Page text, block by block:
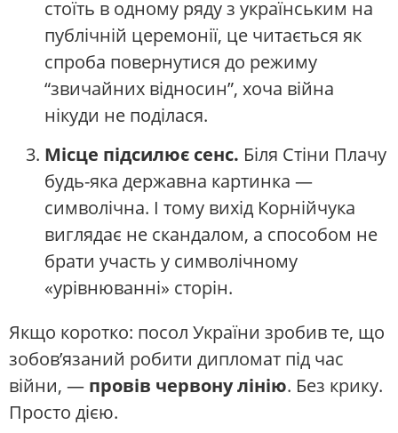
стоїть в одному ряду з українським на
публічній церемонії, це читається як
спроба повернутися до режиму
“звичайних відносин”, хоча війна
нікуди не поділася.
Місце підсилює сенс. Біля Стіни Плачу
будь-яка державна картинка —
символічна. І тому вихід Корнійчука
виглядає не скандалом, а способом не
брати участь у символічному
«урівнюванні» сторін.
Якщо коротко: посол України зробив те, що
зобов’язаний робити дипломат під час
війни, — провів червону лінію. Без крику.
Просто дією.